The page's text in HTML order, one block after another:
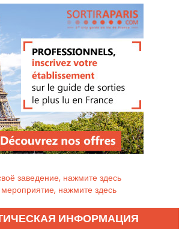
заведение, нажмите здесь
нажмите здесь
ИНФОРМАЦИЯ